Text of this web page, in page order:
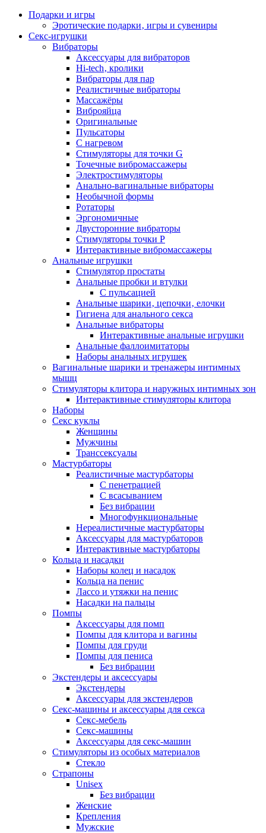
Подарки и игры
Эротические подарки‚ игры и сувениры
Секс-игрушки
Вибраторы
Аксессуары для вибраторов
Hi-tech‚ кролики
Вибраторы для пар
Реалистичные вибраторы
Массажёры
Виброяйца
Оригинальные
Пульсаторы
С нагревом
Стимуляторы для точки G
Точечные вибромассажеры
Электростимуляторы
Анально-вагинальные вибраторы
Необычной формы
Ротаторы
Эргономичные
Двусторонние вибраторы
Стимуляторы точки P
Интерактивные вибромассажеры
Анальные игрушки
Стимулятор простаты
Анальные пробки и втулки
С пульсацией
Анальные шарики‚ цепочки‚ елочки
Гигиена для анального секса
Анальные вибраторы
Интерактивные анальные игрушки
Анальные фаллоимитаторы
Наборы анальных игрушек
Вагинальные шарики и тренажеры интимных
мышц
Стимуляторы клитора и наружных интимных зон
Интерактивные стимуляторы клитора
Наборы
Секс куклы
Женщины
Мужчины
Транссексуалы
Мастурбаторы
Реалистичные мастурбаторы
С пенетрацией
С всасыванием
Без вибрации
Многофункциональные
Нереалистичные мастурбаторы
Аксессуары для мастурбаторов
Интерактивные мастурбаторы
Кольца и насадки
Наборы колец и насадок
Кольца на пенис
Лассо и утяжки на пенис
Насадки на пальцы
Помпы
Аксессуары для помп
Помпы для клитора и вагины
Помпы для груди
Помпы для пениса
Без вибрации
Экстендеры и аксессуары
Экстендеры
Аксессуары для экстендеров
Секс-машины и аксессуары для секса
Секс-мебель
Секс-машины
Аксессуары для секс-машин
Стимуляторы из особых материалов
Стекло
Страпоны
Unisex
Без вибрации
Женские
Крепления
Мужские